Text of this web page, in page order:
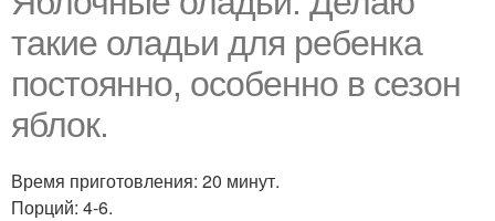
такие оладьи для ребенка
постоянно, особенно в сезон
яблок.
Время приготовления: 20 минут.
Порций: 4-6.